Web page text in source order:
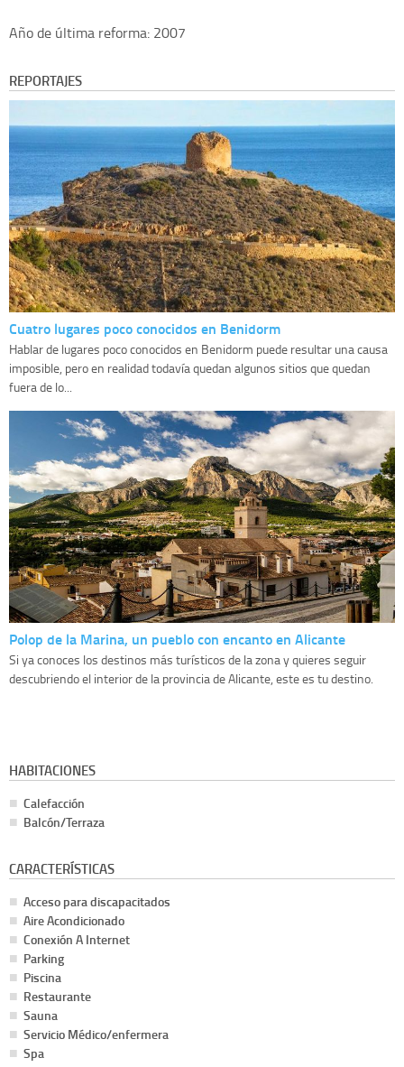
Año de última reforma: 2007
REPORTAJES
Cuatro lugares poco conocidos en Benidorm
Hablar de lugares poco conocidos en Benidorm puede resultar una causa
imposible, pero en realidad todavía quedan algunos sitios que quedan
fuera de lo...
Polop de la Marina, un pueblo con encanto en Alicante
Si ya conoces los destinos más turísticos de la zona y quieres seguir
descubriendo el interior de la provincia de Alicante, este es tu destino.
HABITACIONES
Calefacción
Balcón/Terraza
CARACTERÍSTICAS
Acceso para discapacitados
Aire Acondicionado
Conexión A Internet
Parking
Piscina
Restaurante
Sauna
Servicio Médico/enfermera
Spa